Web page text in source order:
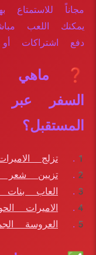
مجاناً
يمكنك اللعب
دفع اشتراكات
❓ ماهي
السفر
المستقبل؟
تزلج
تزيين شعر
العاب بنات
الاميرات
العروسة